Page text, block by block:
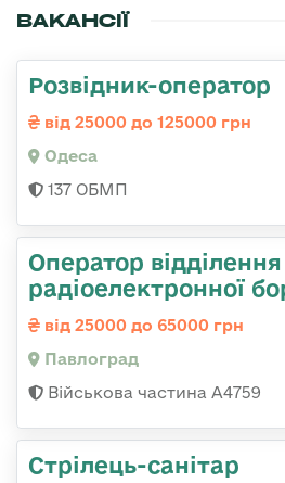
ВАКАНСІЇ
Розвідник-оператор
від 25000 до 125000 грн
Одеса
137 ОБМП
Оператор відділення
радіоелектронної
від 25000 до 65000 грн
Павлоград
Військова частина А4759
Стрілець-санітар